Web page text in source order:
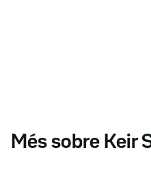
Més sobre Keir